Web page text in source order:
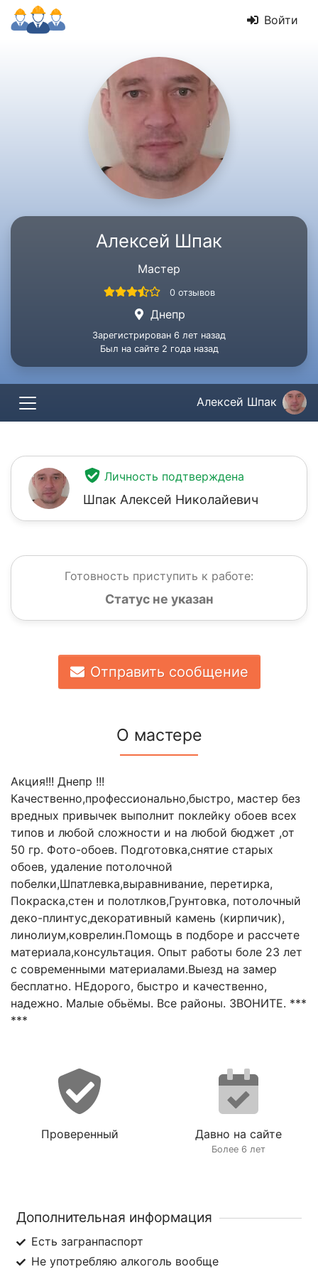
Войти
Алексей Шпак
Мастер
0 отзывов
Днепр
Зарегистрирован 6 лет назад
Был на сайте 2 года назад
Алексей Шпак
Личность подтверждена
Шпак Алексей Николайевич
Готовность приступить к работе:
Статус не указан
Отправить сообщение
О мастере
Акция!!! Днепр !!!
Качественно,профессионально,быстро, мастер без
вредных привычек выполнит поклейку обоев всех
типов и любой сложности и на любой бюджет ,от
50 гр. Фото-обоев. Подготовка,снятие старых
обоев, удаление потолочной
побелки,Шпатлевка,выравнивание, перетирка,
Покраска,стен и полотлков,Грунтовка, потолочный
деко-плинтус,декоративный камень (кирпичик),
линолиум,коврелин.Помощь в подборе и рассчете
материала,консультация. Опыт работы боле 23 лет
с современными материалами.Выезд на замер
бесплатно. НЕдорого, быстро и качественно,
надежно. Малые обьёмы. Все районы. ЗВОНИТЕ. ***
***
Проверенный Давно на сайте
Более 6 лет
Дополнительная информация
Есть загранпаспорт
Не употребляю алкоголь вообще